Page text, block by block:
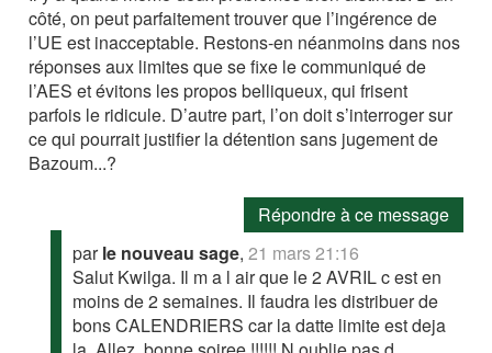
côté, on peut parfaitement trouver que l’ingérence de
l’UE est inacceptable. Restons-en néanmoins dans nos
réponses aux limites que se fixe le communiqué de
l’AES et évitons les propos belliqueux, qui frisent
parfois le ridicule. D’autre part, l’on doit s’interroger sur
ce qui pourrait justifier la détention sans jugement de
Bazoum...?
Répondre à ce message
parle nouveau sage,21 mars 21:16
Salut Kwilga. Il m a l air que le 2 AVRIL c est en
moins de 2 semaines. Il faudra les distribuer de
bons CALENDRIERS car la datte limite est deja